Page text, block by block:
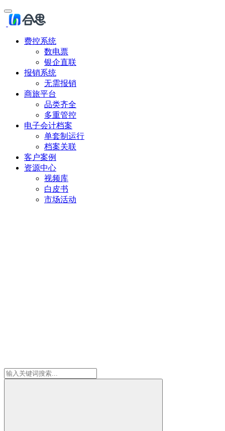
费控系统
数电票
银企直联
报销系统
无需报销
商旅平台
品类齐全
多重管控
电子会计档案
单套制运行
档案关联
客户案例
资源中心
视频库
白皮书
市场活动